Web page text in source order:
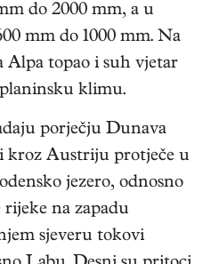
do 2000 mm, a u
mm do 1000 mm. Na
Alpa topao i suh vjetar
klimu.
porječju Dunava
kroz Austriju protječe u
jezero, odnosno
na zapadu
sjeveru tokovi